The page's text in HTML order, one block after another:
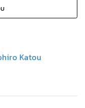
Katou